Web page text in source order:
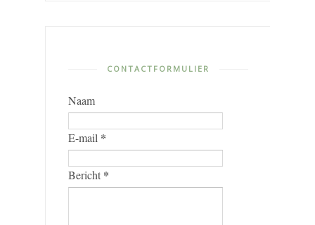
CONTACTFORMULIER
Naam
E-mail *
Bericht *